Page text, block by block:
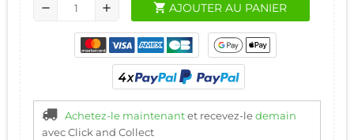
remove add shopping_cart AJOUTER AU PANIER
Achetez-le maintenantet recevez-ledemain
avec Click and Collect